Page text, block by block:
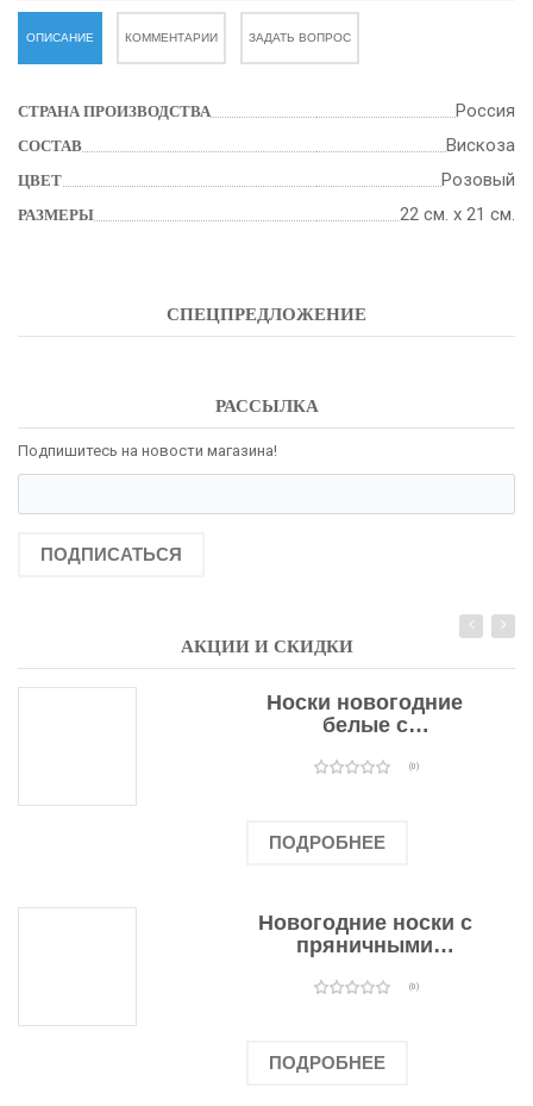
ОПИСАНИЕ КОММЕНТАРИИ ЗАДАТЬ ВОПРОС
СТРАНА ПРОИЗВОДСТВА Россия
СОСТАВ Вискоза
ЦВЕТ Розовый
РАЗМЕРЫ 22 см. х 21 см.
СПЕЦПРЕДЛОЖЕНИЕ
РАССЫЛКА
Подпишитесь на новости магазина!
ПОДПИСАТЬСЯ
АКЦИИ И СКИДКИ
Носки новогодние
белые с
оленями(0)
ПОДРОБНЕЕ
Новогодние носки с
пряничными
(0)
ПОДРОБНЕЕ